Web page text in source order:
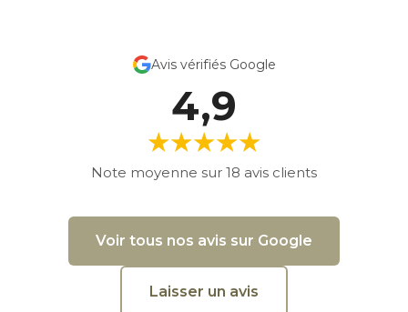
Avis vérifiés Google
4,9
★★★★★
Note moyenne sur 18 avis clients
Voir tous nos avis sur Google
Laisser un avis